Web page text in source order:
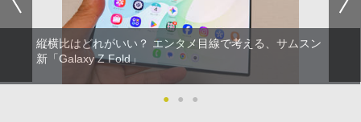
縦横比はどれがいい？ エンタメ目線で考える、サムスン
新「Galaxy Z Fold」
● ● ●